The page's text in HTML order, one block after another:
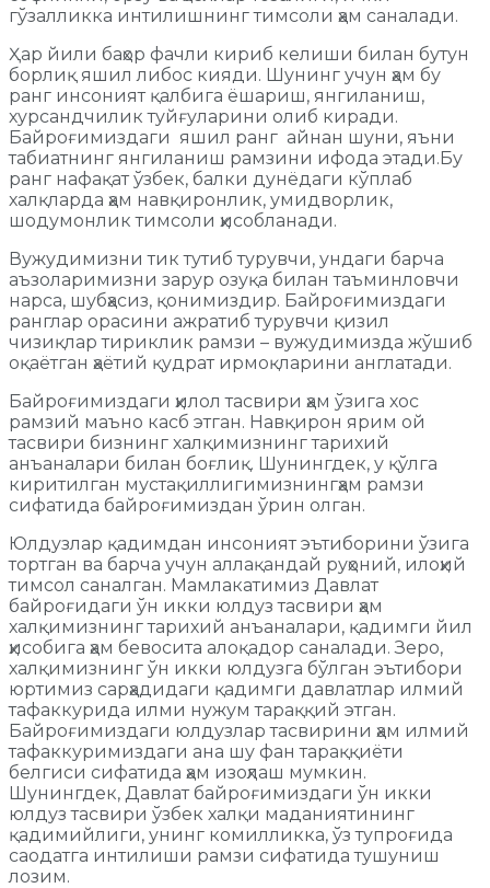
гўзалликка интилишнинг тимсоли ҳам саналади.
Ҳар йили баҳор фачли кириб келиши билан бутун
борлиқ яшил либос кияди. Шунинг учун ҳам бу
ранг инсоният қалбига ёшариш, янгиланиш,
хурсандчилик туйғуларини олиб киради.
Байроғимиздаги яшил ранг айнан шуни, яъни
табиатнинг янгиланиш рамзини ифода этади.Бу
ранг нафақат ўзбек, балки дунёдаги кўплаб
халқларда ҳам навқиронлик, умидворлик,
шодумонлик тимсоли ҳисобланади.
Вужудимизни тик тутиб турувчи, ундаги барча
аъзоларимизни зарур озуқа билан таъминловчи
нарса, шубҳасиз, қонимиздир. Байроғимиздаги
ранглар орасини ажратиб турувчи қизил
чизиқлар тириклик рамзи – вужудимизда жўшиб
оқаётган ҳаётий қудрат ирмоқларини англатади.
Байроғимиздаги ҳилол тасвири ҳам ўзига хос
рамзий маъно касб этган. Навқирон ярим ой
тасвири бизнинг халқимизнинг тарихий
анъаналари билан боғлиқ. Шунингдек, у қўлга
киритилган мустақиллигимизнингҳам рамзи
сифатида байроғимиздан ўрин олган.
Юлдузлар қадимдан инсоният эътиборини ўзига
тортган ва барча учун аллақандай руҳоний, илоҳий
тимсол саналган. Мамлакатимиз Давлат
байроғидаги ўн икки юлдуз тасвири ҳам
халқимизнинг тарихий анъаналари, қадимги йил
ҳисобига ҳам бевосита алоқадор саналади. Зеро,
халқимизнинг ўн икки юлдузга бўлган эътибори
юртимиз сарҳадидаги қадимги давлатлар илмий
тафаккурида илми нужум тараққий этган.
Байроғимиздаги юлдузлар тасвирини ҳам илмий
тафаккуримиздаги ана шу фан тараққиёти
белгиси сифатида ҳам изоҳлаш мумкин.
Шунингдек, Давлат байроғимиздаги ўн икки
юлдуз тасвири ўзбек халқи маданиятининг
қадимийлиги, унинг комилликка, ўз тупроғида
саодатга интилиши рамзи сифатида тушуниш
лозим.